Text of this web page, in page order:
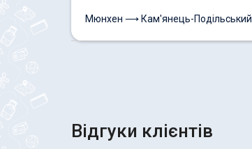
Мюнхен ⟶ Кам'янець-Подільський
Відгуки клієнтів